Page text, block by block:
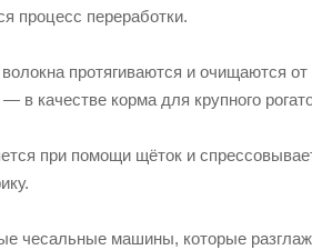
процесс переработки.
протягиваются и очищаются
качестве корма для крупного
при помощи щёток и
чесальные машины, которые